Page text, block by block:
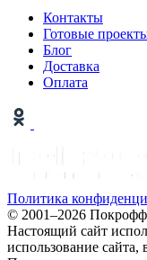
Контакты
Готовые
Блог
Доставка
Оплата
Политика
© 2001–2026 Покрофф
Настоящий сайт
использование сайта,